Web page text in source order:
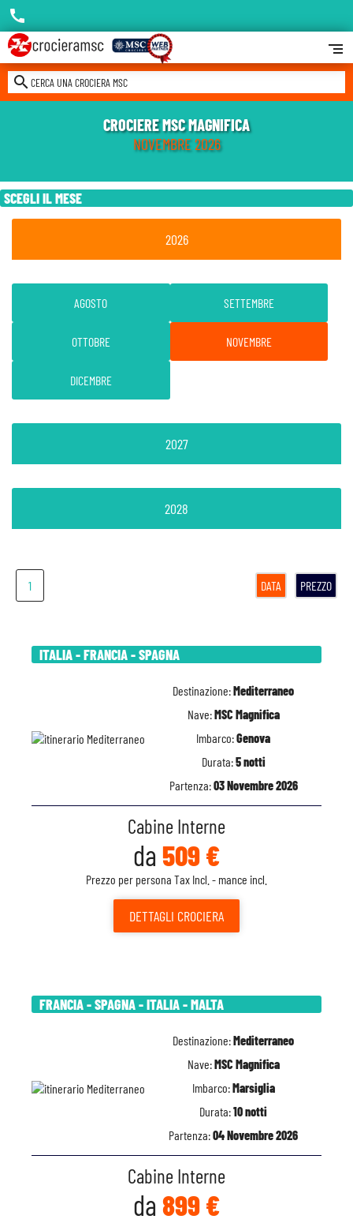
1 DATA PREZZO
ITALIA - FRANCIA - SPAGNA
Destinazione:Mediterraneo
Nave:MSC Magnifica
Imbarco:Genova
Durata:5 notti
Partenza:03 Novembre 2026
Cabine Interne
da 509 €
Prezzo per persona Tax Incl. - mance incl.
DETTAGLI CROCIERA
FRANCIA - SPAGNA - ITALIA - MALTA
Destinazione:Mediterraneo
Nave:MSC Magnifica
Imbarco:Marsiglia
Durata:10 notti
Partenza:04 Novembre 2026
Cabine Interne
da 899 €
SCEGLI IL MESE
2026
AGOSTO SETTEMBRE
OTTOBRE NOVEMBRE
DICEMBRE
2027
2028
CROCIERE MSC MAGNIFICA
NOVEMBRE 2026
searchCERCA UNA CROCIERA MSC
call
segment